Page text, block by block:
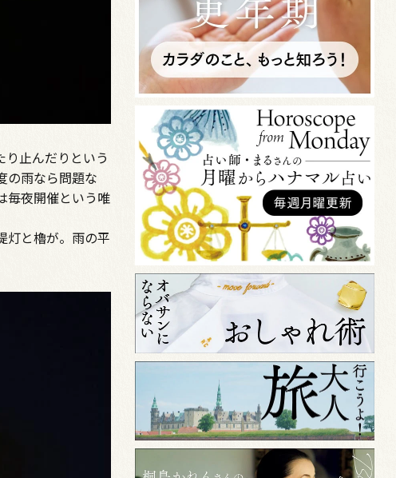
止んだりという
の雨なら問題な
毎夜開催という唯
灯と櫓が。雨の平